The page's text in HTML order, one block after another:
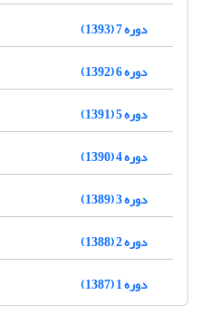
دوره 7 (1393)
دوره 6 (1392)
دوره 5 (1391)
دوره 4 (1390)
دوره 3 (1389)
دوره 2 (1388)
دوره 1 (1387)